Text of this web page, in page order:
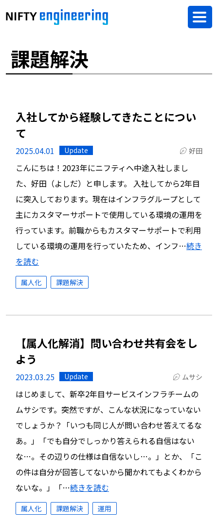
課題解決
入社してから経験してきたことについ
て
2025.04.01 Update 好田
こんにちは！2023年にニフティへ中途入社しまし
た、好田（よしだ）と申します。 入社してから2年目
に突入しております。現在はインフラグループとして
主にカスタマーサポートで使用している環境の運用を
行っています。前職からもカスタマーサポートで利用
している環境の運用を行っていたため、インフ…続き
を読む
属人化 課題解決
【属人化解消】問い合わせ共有会をし
よう
2023.03.25 Update ムサシ
はじめまして、新卒2年目サービスインフラチームの
ムサシです。突然ですが、こんな状況になっていない
でしょうか？「いつも同じ人が問い合わせ答えてるな
あ。」「でも自分でしっかり答えられる自信はない
な…。その辺りの仕様は自信ないし…。」とか、「こ
の件は自分が回答してないから聞かれてもよくわから
ないな。」「…続きを読む
属人化 課題解決 運用